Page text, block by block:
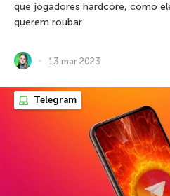
que jogadores hardcore, como
querem roubar
13 mar 2023
Telegram